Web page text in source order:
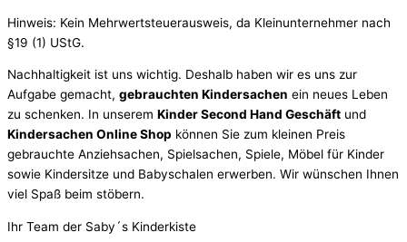
Hinweis: Kein Mehrwertsteuerausweis, da Kleinunternehmer nach
§19 (1) UStG.
Nachhaltigkeit ist uns wichtig. Deshalb haben wir es uns zur
Aufgabe gemacht, gebrauchten Kindersachen ein neues Leben
zu schenken. In unserem Kinder Second Hand Geschäft und
Kindersachen Online Shop können Sie zum kleinen Preis
gebrauchte Anziehsachen, Spiel­sachen, Spiele, Möbel für Kinder
sowie Kindersitze und Babyschalen erwerben. Wir wünschen Ihnen
viel Spaß beim stöbern.
Ihr Team der Saby´s Kinderkiste